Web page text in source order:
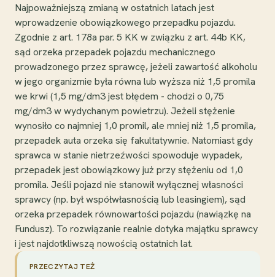
Najpoważniejszą zmianą w ostatnich latach jest
wprowadzenie obowiązkowego przepadku pojazdu.
Zgodnie z art. 178a par. 5 KK w związku z art. 44b KK,
sąd orzeka przepadek pojazdu mechanicznego
prowadzonego przez sprawcę, jeżeli zawartość alkoholu
w jego organizmie była równa lub wyższa niż 1,5 promila
we krwi (1,5 mg/dm3 jest błędem - chodzi o 0,75
mg/dm3 w wydychanym powietrzu). Jeżeli stężenie
wynosiło co najmniej 1,0 promil, ale mniej niż 1,5 promila,
przepadek auta orzeka się fakultatywnie. Natomiast gdy
sprawca w stanie nietrzeźwości spowoduje wypadek,
przepadek jest obowiązkowy już przy stężeniu od 1,0
promila. Jeśli pojazd nie stanowił wyłącznej własności
sprawcy (np. był współwłasnością lub leasingiem), sąd
orzeka przepadek równowartości pojazdu (nawiązkę na
Fundusz). To rozwiązanie realnie dotyka majątku sprawcy
i jest najdotkliwszą nowością ostatnich lat.
PRZECZYTAJ TEŻ